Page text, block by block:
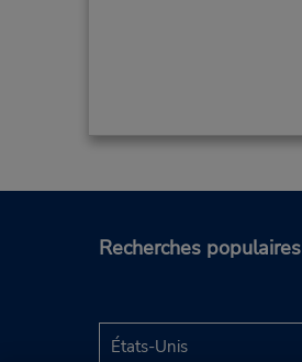
Recherches populaires